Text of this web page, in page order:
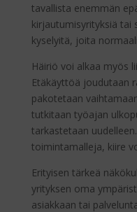
tavallista enemmän
kirjautumisyrityksiä tai
kyselyitä, joita
Häiriö voi alkaa myös
Etäkäyttöä joudutaan
pakotetaan
tutkitaan työajan
tarkastetaan
toimintamalleja, kiire
Erityisen tärkeä
yrityksen oma
asiakkaan tai